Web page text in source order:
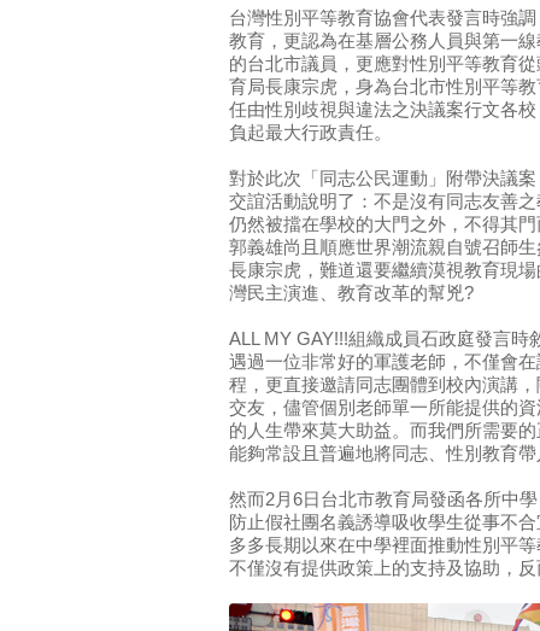
台灣性別平等教育協會代表發言時強
教育，更認為在基層公務人員與第一
的台北市議員，更應對性別平等教育
育局長康宗虎，身為台北市性別平等
任由性別歧視與違法之決議案行文各
負起最大行政責任。
對於此次「同志公民運動」附帶決議
交誼活動說明了：不是沒有同志友善
仍然被擋在學校的大門之外，不得其
郭義雄尚且順應世界潮流親自號召師
長康宗虎，難道還要繼續漠視教育現
灣民主演進、教育改革的幫兇?
ALL MY GAY!!!組織成員石政庭發言時
遇過一位非常好的軍護老師，不僅會
程，更直接邀請同志團體到校內演講
交友，儘管個別老師單一所能提供的
的人生帶來莫大助益。而我們所需要
能夠常設且普遍地將同志、性別教育
然而2月6日台北市教育局發函各所中
防止假社團名義誘導吸收學生從事不
多多長期以來在中學裡面推動性別平
不僅沒有提供政策上的支持及協助，